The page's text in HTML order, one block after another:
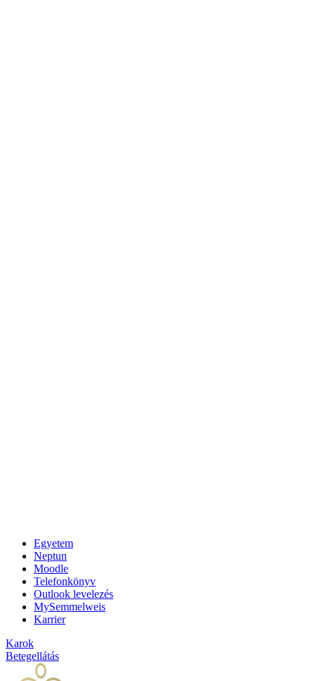
Egyetem
Neptun
Moodle
Telefonkönyv
Outlook levelezés
MySemmelweis
Karrier
Karok
Betegellátás